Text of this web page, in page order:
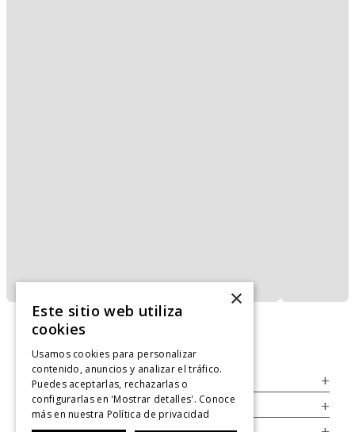
Servicio al Consumidor +
Legal +
×
Este sitio web utiliza
cookies
Usamos cookies para personalizar
contenido, anuncios y analizar el tráfico.
Puedes aceptarlas, rechazarlas o
configurarlas en 'Mostrar detalles'. Conoce
más en nuestra Política de privacidad